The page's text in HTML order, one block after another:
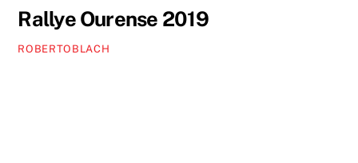
Rallye Ourense 2019
ROBERTOBLACH